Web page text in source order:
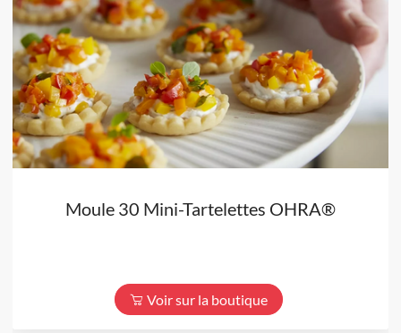
Moule 30 Mini-Tartelettes OHRA®
Voir sur la boutique